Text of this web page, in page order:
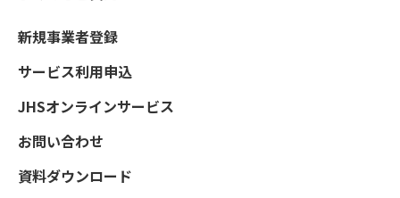
新規事業者登録
サービス利用申込
JHSオンラインサービス
お問い合わせ
資料ダウンロード